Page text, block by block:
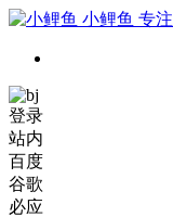
小鲤鱼 专
登录
站内
百度
谷歌
必应